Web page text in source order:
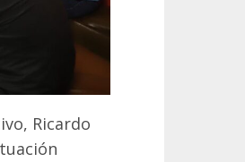
Ricardo